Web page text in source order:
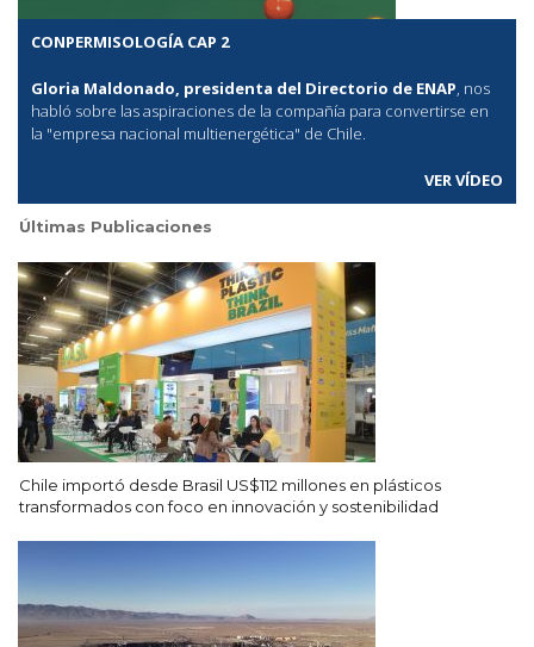
CONPERMISOLOGÍA CAP 2
Gloria Maldonado, presidenta del Directorio de ENAP , nos
habló sobre las aspiraciones de la compañía para convertirse en
la "empresa nacional multienergética" de Chile.
VER VÍDEO
Últimas Publicaciones
Chile importó desde Brasil US$112 millones en plásticos
transformados con foco en innovación y sostenibilidad